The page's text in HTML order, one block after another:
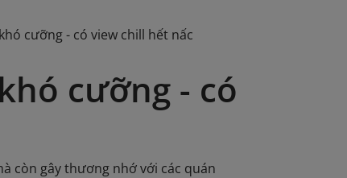
cưỡng - có view chill hết nấc
cưỡng - có
còn gây thương nhớ với các quán